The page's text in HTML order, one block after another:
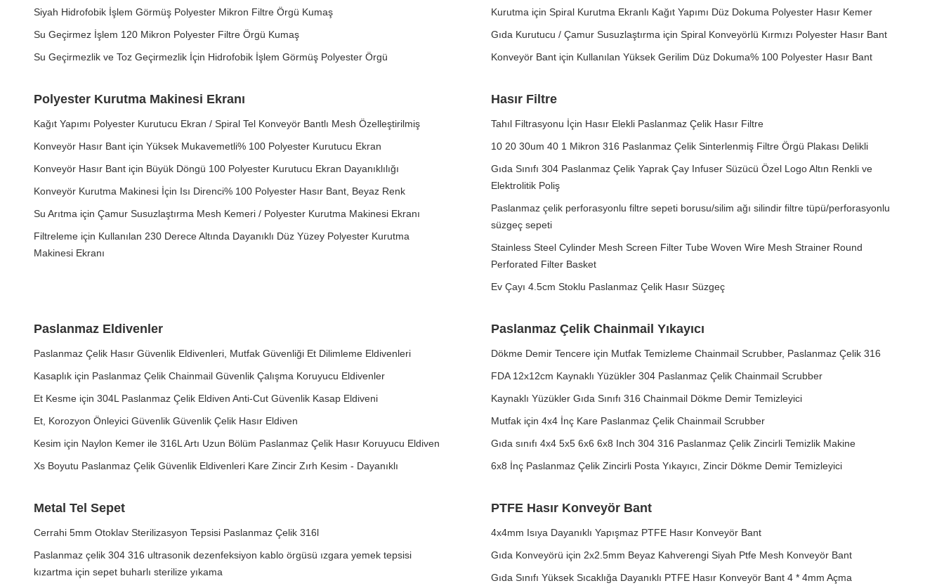
Siyah Hidrofobik İşlem Görmüş Polyester Mikron Filtre Örgü Kumaş
Su Geçirmez İşlem 120 Mikron Polyester Filtre Örgü Kumaş
Su Geçirmezlik ve Toz Geçirmezlik İçin Hidrofobik İşlem Görmüş Polyester Örgü
Kurutma için Spiral Kurutma Ekranlı Kağıt Yapımı Düz ​​Dokuma Polyester Hasır Kemer
Gıda Kurutucu / Çamur Susuzlaştırma için Spiral Konveyörlü Kırmızı Polyester Hasır Bant
Konveyör Bant için Kullanılan Yüksek Gerilim Düz Dokuma% 100 Polyester Hasır Bant
Polyester Kurutma Makinesi Ekranı
Kağıt Yapımı Polyester Kurutucu Ekran / Spiral Tel Konveyör Bantlı Mesh Özelleştirilmiş
Konveyör Hasır Bant için Yüksek Mukavemetli% 100 Polyester Kurutucu Ekran
Konveyör Hasır Bant için Büyük Döngü 100 Polyester Kurutucu Ekran Dayanıklılığı
Konveyör Kurutma Makinesi İçin Isı Direnci% 100 Polyester Hasır Bant, Beyaz Renk
Su Arıtma için Çamur Susuzlaştırma Mesh Kemeri / Polyester Kurutma Makinesi Ekranı
Filtreleme için Kullanılan 230 Derece Altında Dayanıklı Düz ​​Yüzey Polyester Kurutma
Makinesi Ekranı
Hasır Filtre
Tahıl Filtrasyonu İçin Hasır Elekli Paslanmaz Çelik Hasır Filtre
10 20 30um 40 1 Mikron 316 Paslanmaz Çelik Sinterlenmiş Filtre Örgü Plakası Delikli
Gıda Sınıfı 304 Paslanmaz Çelik Yaprak Çay Infuser Süzücü Özel Logo Altın Renkli ve
Elektrolitik Poliş
Paslanmaz çelik perforasyonlu filtre sepeti borusu/silim ağı silindir filtre tüpü/perforasyonlu
süzgeç sepeti
Stainless Steel Cylinder Mesh Screen Filter Tube Woven Wire Mesh Strainer Round
Perforated Filter Basket
Ev Çayı 4.5cm Stoklu Paslanmaz Çelik Hasır Süzgeç
Paslanmaz Eldivenler
Paslanmaz Çelik Hasır Güvenlik Eldivenleri, Mutfak Güvenliği Et Dilimleme Eldivenleri
Kasaplık için Paslanmaz Çelik Chainmail Güvenlik Çalışma Koruyucu Eldivenler
Et Kesme için 304L Paslanmaz Çelik Eldiven Anti-Cut Güvenlik Kasap Eldiveni
Et, Korozyon Önleyici Güvenlik Güvenlik Çelik Hasır Eldiven
Kesim için Naylon Kemer ile 316L Artı Uzun Bölüm Paslanmaz Çelik Hasır Koruyucu Eldiven
Xs Boyutu Paslanmaz Çelik Güvenlik Eldivenleri Kare Zincir Zırh Kesim - Dayanıklı
Paslanmaz Çelik Chainmail Yıkayıcı
Dökme Demir Tencere için Mutfak Temizleme Chainmail Scrubber, Paslanmaz Çelik 316
FDA 12x12cm Kaynaklı Yüzükler 304 Paslanmaz Çelik Chainmail Scrubber
Kaynaklı Yüzükler Gıda Sınıfı 316 Chainmail Dökme Demir Temizleyici
Mutfak için 4x4 İnç Kare Paslanmaz Çelik Chainmail Scrubber
Gıda sınıfı 4x4 5x5 6x6 6x8 Inch 304 316 Paslanmaz Çelik Zincirli Temizlik Makine
6x8 İnç Paslanmaz Çelik Zincirli Posta Yıkayıcı, Zincir Dökme Demir Temizleyici
Metal Tel Sepet
Cerrahi 5mm Otoklav Sterilizasyon Tepsisi Paslanmaz Çelik 316l
Paslanmaz çelik 304 316 ultrasonik dezenfeksiyon kablo örgüsü ızgara yemek tepsisi
kızartma için sepet buharlı sterilize yıkama
PTFE Hasır Konveyör Bant
4x4mm Isıya Dayanıklı Yapışmaz PTFE Hasır Konveyör Bant
Gıda Konveyörü için 2x2.5mm Beyaz Kahverengi Siyah Ptfe Mesh Konveyör Bant
Gıda Sınıfı Yüksek Sıcaklığa Dayanıklı PTFE Hasır Konveyör Bant 4 * 4mm Açma